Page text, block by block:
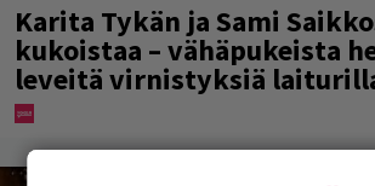
Karita Tykän ja Sami
kukoistaa – vähäpukeista
leveitä virnistyksiä